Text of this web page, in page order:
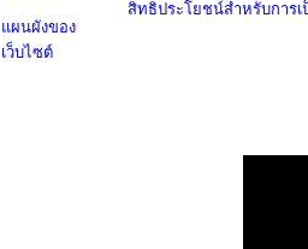
แผนผังของ
เว็บไซต์
สิทธิประโยชน์สำหรับการ